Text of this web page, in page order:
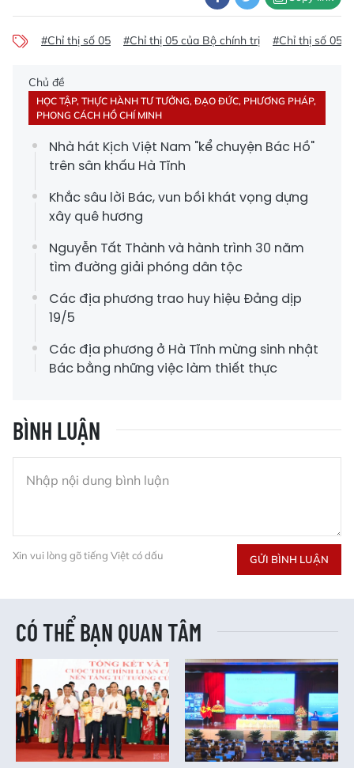
#Chỉ thị số 05 #Chỉ thị 05 của Bộ chính trị #Chỉ thị số 05-
Chủ đề
HỌC TẬP, THỰC HÀNH TƯ TƯỞNG, ĐẠO ĐỨC, PHƯƠNG PHÁP,
PHONG CÁCH HỒ CHÍ MINH
Nhà hát Kịch Việt Nam "kể chuyện Bác Hồ"
trên sân khấu Hà Tĩnh
Khắc sâu lời Bác, vun bồi khát vọng dựng
xây quê hương
Nguyễn Tất Thành và hành trình 30 năm
tìm đường giải phóng dân tộc
Các địa phương trao huy hiệu Đảng dịp
19/5
Các địa phương ở Hà Tĩnh mừng sinh nhật
Bác bằng những việc làm thiết thực
BÌNH LUẬN
Xin vui lòng gõ tiếng Việt có dấu GỬI BÌNH LUẬN
CÓ THỂ BẠN QUAN TÂM